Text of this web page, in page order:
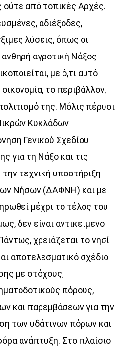
ούτε από τοπικές Αρχές.
αδιέξοδες,
λύσεις, όπως οι
αγροτική Νάξος
με ό,τι αυτό
το περιβάλλον,
της. Μόλις πέρυσι
Κυκλάδων
Γενικού Σχεδίου
για τη Νάξο και τις
τεχνική υποστήριξη
Νήσων (ΔΑΦΝΗ) και με
μέχρι το τέλος του
δεν είναι αντικείμενο
χρειάζεται το νησί
αποτελεσματικό σχέδιο
με στόχους,
πόρους,
και παρεμβάσεων για την
των υδάτινων πόρων και
ανάπτυξη. Στο πλαίσιο